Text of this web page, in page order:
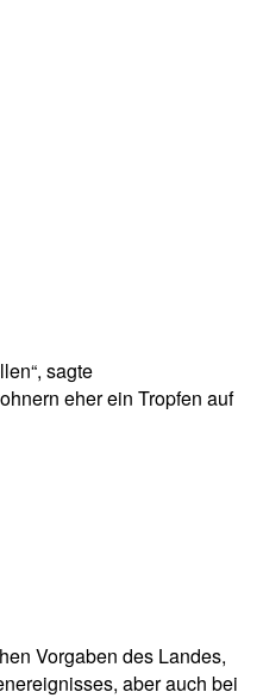
sagte
eher ein Tropfen auf
Vorgaben des Landes,
aber auch bei